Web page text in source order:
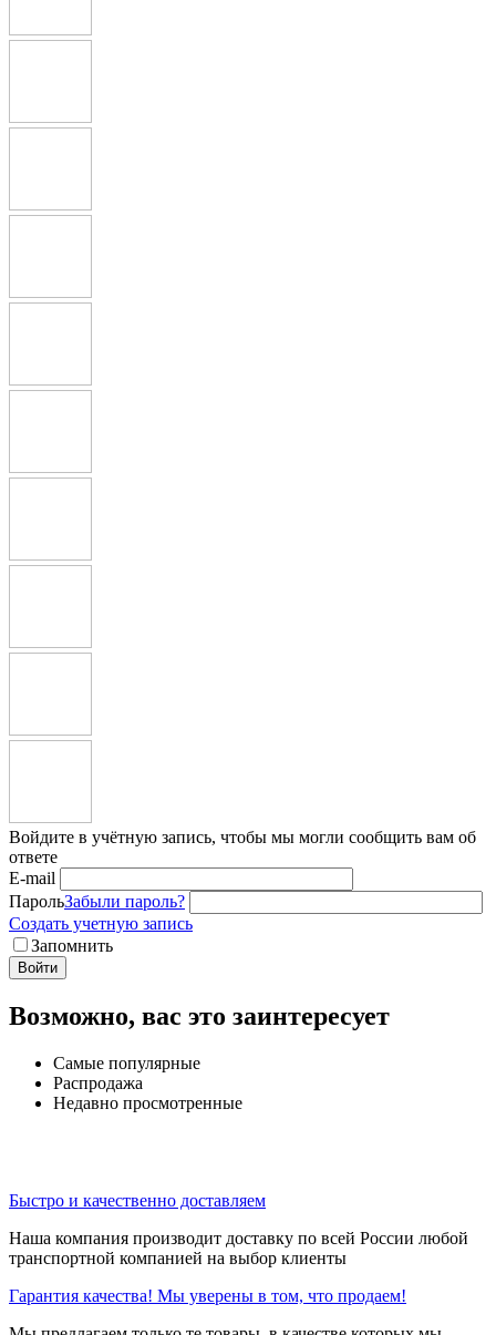
Войдите в учётную запись, чтобы мы могли сообщить вам об
ответе
E-mail
ПарольЗабыли пароль?
Создать учетную запись
Запомнить
Войти
Возможно, вас это заинтересует
Самые популярные
Распродажа
Недавно просмотренные
Быстро и качественно доставляем
Наша компания производит доставку по всей России любой
транспортной компанией на выбор клиенты
Гарантия качества! Мы уверены в том, что продаем!